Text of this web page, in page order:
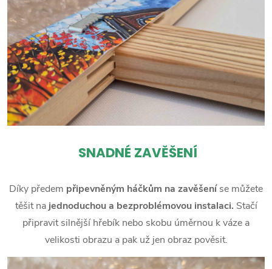
SNADNÉ ZAVĚŠENÍ
Díky předem připevněným háčkům na zavěšeníse můžete
těšit na jednoduchou a bezproblémovou instalaci. Stačí
připravit silnější hřebík nebo skobu úměrnou k váze a
velikosti obrazu a pak už jen obraz pověsit.